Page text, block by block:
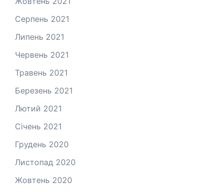
Серпень 2021
Липень 2021
Червень 2021
Травень 2021
Березень 2021
Лютий 2021
Січень 2021
Грудень 2020
Листопад 2020
Жовтень 2020